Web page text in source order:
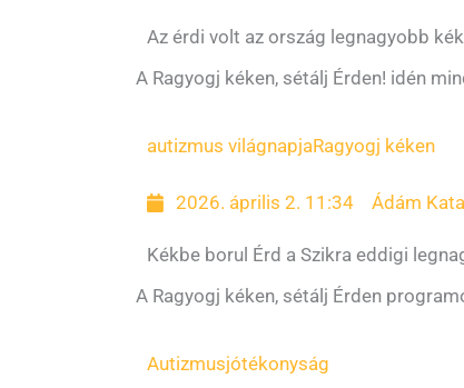
Az érdi volt az ország legnagyobb
A Ragyogj kéken, sétálj Érden! idén
autizmus világnapjaRagyogj kéken
2026. április 2. 11:34 Ádám
Kékbe borul Érd a Szikra eddigi
A Ragyogj kéken, sétálj Érden
Autizmusjótékonyság